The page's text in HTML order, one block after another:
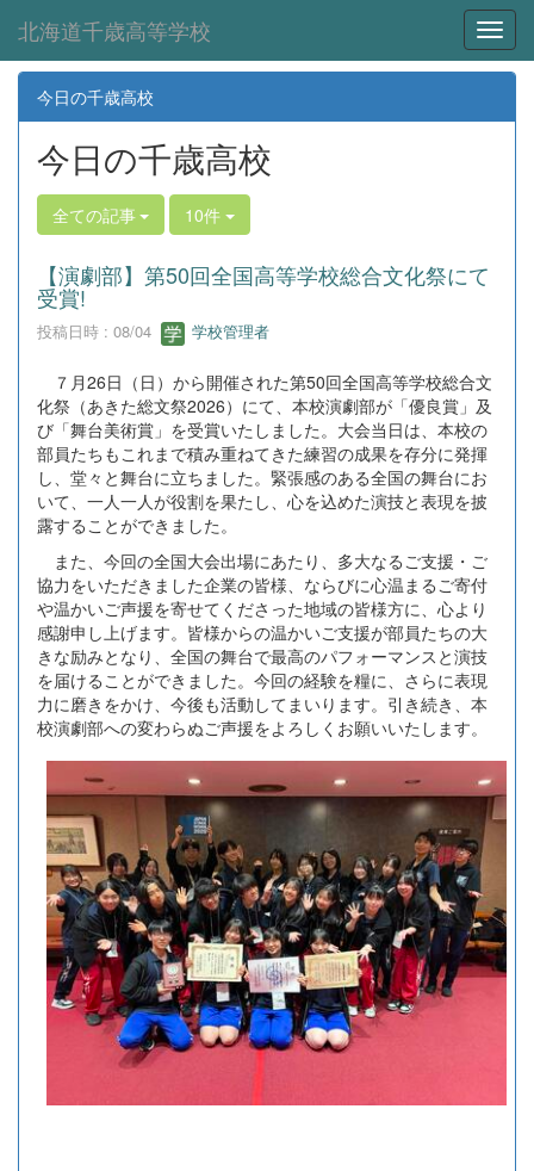
北海道千歳高等学校
今日の千歳高校
今日の千歳高校
全ての記事 10件
【演劇部】第50回全国高等学校総合文化祭にて
受賞!
投稿日時 : 08/04 学校管理者
７月26日（日）から開催された第50回全国高等学校総合文
化祭（あきた総文祭2026）にて、本校演劇部が「優良賞」及
び「舞台美術賞」を受賞いたしました。大会当日は、本校の
部員たちもこれまで積み重ねてきた練習の成果を存分に発揮
し、堂々と舞台に立ちました。緊張感のある全国の舞台にお
いて、一人一人が役割を果たし、心を込めた演技と表現を披
露することができました。
また、今回の全国大会出場にあたり、多大なるご支援・ご
協力をいただきました企業の皆様、ならびに心温まるご寄付
や温かいご声援を寄せてくださった地域の皆様方に、心より
感謝申し上げます。皆様からの温かいご支援が部員たちの大
きな励みとなり、全国の舞台で最高のパフォーマンスと演技
を届けることができました。今回の経験を糧に、さらに表現
力に磨きをかけ、今後も活動してまいります。引き続き、本
校演劇部への変わらぬご声援をよろしくお願いいたします。